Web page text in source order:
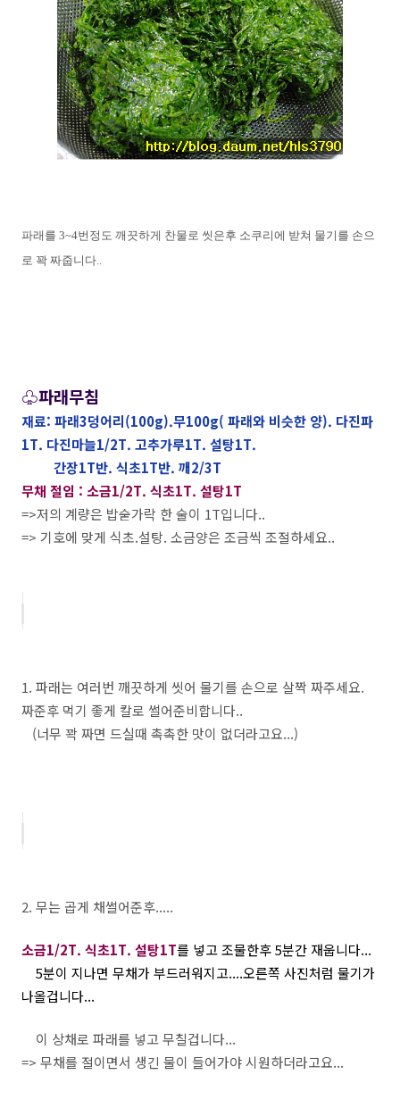
파래를 3~4번정도 깨끗하게 찬물로 씻은후 소쿠리에 받쳐 물기를 손으
로 꽉 짜줍니다..
♧파래무침
재료: 파래3덩어리(100g).무100g( 파래와 비슷한 양). 다진파
1T. 다진마늘1/2T. 고추가루1T. 설탕1T.
간장1T반. 식초1T반. 깨2/3T
무채 절임 : 소금1/2T. 식초1T. 설탕1T
=>저의 계량은 밥숟가락 한 술이 1T입니다..
=> 기호에 맞게 식초.설탕. 소금양은 조금씩 조절하세요..
1. 파래는 여러번 깨끗하게 씻어 물기를 손으로 살짝 짜주세요.
짜준후 먹기 좋게 칼로 썰어준비합니다..
(너무 꽉 짜면 드실때 촉촉한 맛이 없더라고요...)
2. 무는 곱게 채썰어준후.....
소금1/2T. 식초1T. 설탕1T를 넣고 조물한후 5분간 재웁니다...
5분이 지나면 무채가 부드러워지고....오른쪽 사진처럼 물기가
나올겁니다...
이 상채로 파래를 넣고 무칠겁니다...
=> 무채를 절이면서 생긴 물이 들어가야 시원하더라고요...